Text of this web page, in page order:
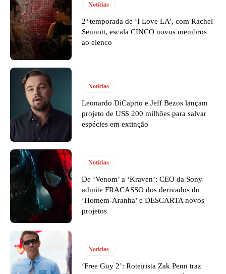
Notícias
2ª temporada de ‘I Love LA’, com Rachel
Sennott, escala CINCO novos membros
ao elenco
Notícias
Leonardo DiCaprio e Jeff Bezos lançam
projeto de US$ 200 milhões para salvar
espécies em extinção
Notícias
De ‘Venom’ a ‘Kraven’: CEO da Sony
admite FRACASSO dos derivados do
‘Homem-Aranha’ e DESCARTA novos
projetos
Notícias
‘Free Guy 2’: Roteirista Zak Penn traz